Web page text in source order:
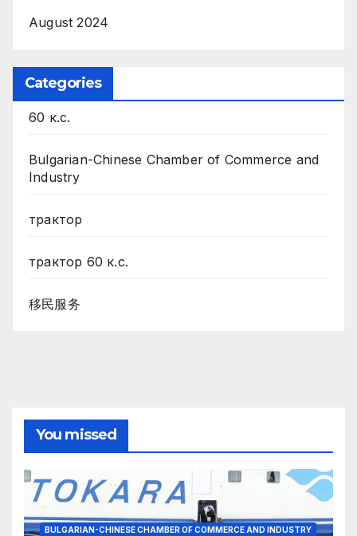
August 2024
Categories
60 к.с.
Bulgarian-Chinese Chamber of Commerce and
Industry
трактор
трактор 60 к.с.
移民服务
You missed
BULGARIAN-CHINESE CHAMBER OF COMMERCE AND INDUSTRY